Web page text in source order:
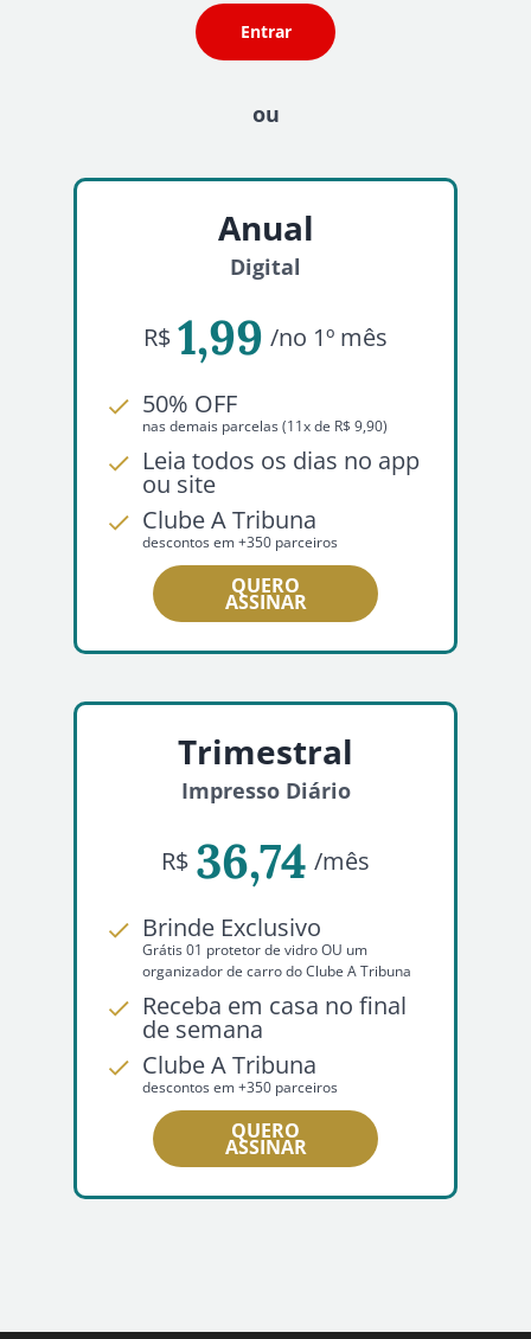
Entrar
ou
Anual
Digital
R$ 1,99 /no 1º mês
50% OFF
nas demais parcelas (11x de R$ 9,90)
Leia todos os dias no app
ou site
Clube A Tribuna
descontos em +350 parceiros
QUERO
ASSINAR
Trimestral
Impresso Diário
R$ 36,74 /mês
Brinde Exclusivo
Grátis 01 protetor de vidro OU um
organizador de carro do Clube A Tribuna
Receba em casa no final
de semana
Clube A Tribuna
descontos em +350 parceiros
QUERO
ASSINAR